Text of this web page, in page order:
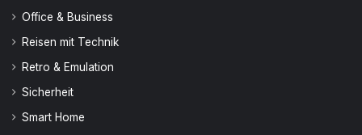
Office & Business
Reisen mit Technik
Retro & Emulation
Sicherheit
Smart Home